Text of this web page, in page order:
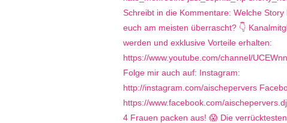
4 Frauen packen aus! 😱 Die verrücktesten